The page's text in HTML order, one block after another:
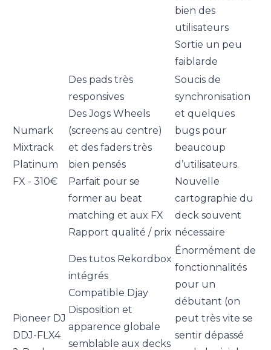
bien des
utilisateurs
Sortie un peu
faiblarde
Numark
Mixtrack
Platinum
FX - 310€
Des pads très
responsives
Des Jogs Wheels
(screens au centre)
et des faders très
bien pensés
Parfait pour se
former au beat
matching et aux FX
Rapport qualité / prix
Soucis de
synchronisation
et quelques
bugs pour
beaucoup
d’utilisateurs.
Nouvelle
cartographie du
deck souvent
nécessaire
Pioneer DJ
DDJ-FLX4
Des tutos Rekordbox
intégrés
Compatible Djay
Disposition et
apparence globale
semblable aux decks
Énormément de
fonctionnalités
pour un
débutant (on
peut très vite se
sentir dépassé